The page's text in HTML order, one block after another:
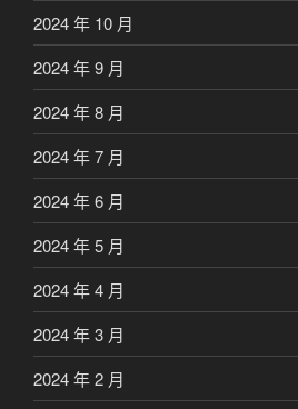
2024 年 10 月
2024 年 9 月
2024 年 8 月
2024 年 7 月
2024 年 6 月
2024 年 5 月
2024 年 4 月
2024 年 3 月
2024 年 2 月